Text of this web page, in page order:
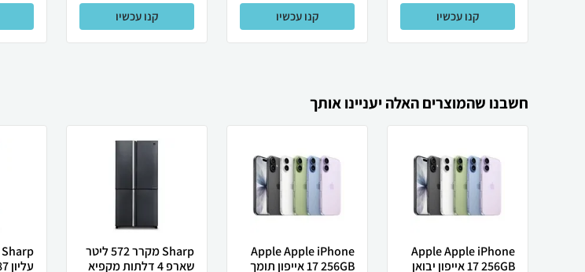
קנו עכשיו קנו עכשיו קנו עכשיו
חשבנו שהמוצרים האלה יעניינו אותך
Apple Apple iPhone
17 256GB אייפון יבואן
Apple Apple iPhone
17 256GB אייפון תומך
Sharp מקרר 572 ליטר
שארפ 4 דלתות מקפיא